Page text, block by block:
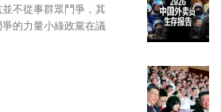
不從事群眾鬥爭，其
的力量小綠政黨在議